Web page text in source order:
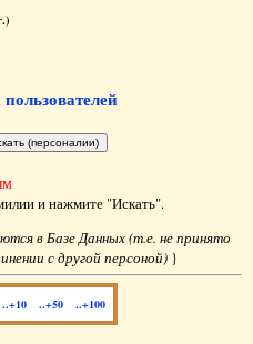
и нажмите "Искать".
в Базе Данных (т.е. не принято
с другой персоной) }
..+10 ..+50 ..+100